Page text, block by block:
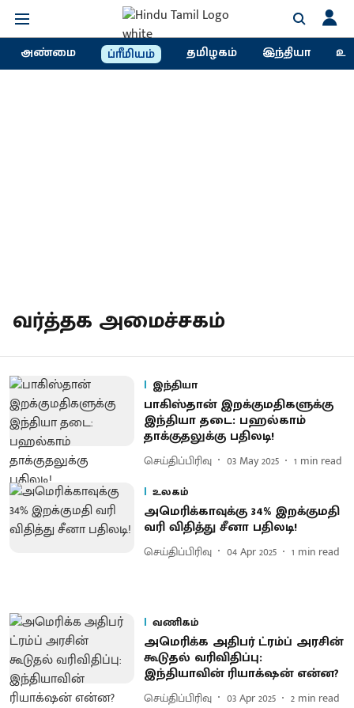
அண்மை ப்ரீமியம் தமிழகம் இந்தியா
வர்த்தக அமைச்சகம்
இந்தியா
பாகிஸ்தான் இறக்குமதிகளுக்கு
இந்தியா தடை: பஹல்காம்
தாக்குதலுக்கு பதிலடி!
செய்திப்பிரிவு 03 May 2025 1 min read
உலகம்
அமெரிக்காவுக்கு 34% இறக்குமதி
வரி விதித்து சீனா பதிலடி!
செய்திப்பிரிவு 04 Apr 2025 1 min read
வணிகம்
அமெரிக்க அதிபர் ட்ரம்ப் அரசின்
கூடுதல் வரிவிதிப்பு:
இந்தியாவின் ரியாக்‌ஷன் என்ன?
செய்திப்பிரிவு 03 Apr 2025 2 min read